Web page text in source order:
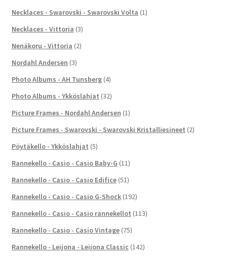
Necklaces - Swarovski - Swarovski Volta (1)
Necklaces - Vittoria (3)
Nenäkoru - Vittoria (2)
Nordahl Andersen (3)
Photo Albums - AH Tunsberg (4)
Photo Albums - Ykköslahjat (32)
Picture Frames - Nordahl Andersen (1)
Picture Frames - Swarovski - Swarovski Kristalliesineet (2)
Pöytäkello - Ykköslahjat (5)
Rannekello - Casio - Casio Baby-G (11)
Rannekello - Casio - Casio Edifice (51)
Rannekello - Casio - Casio G-Shock (192)
Rannekello - Casio - Casio rannekellot (113)
Rannekello - Casio - Casio Vintage (75)
Rannekello - Leijona - Leijona Classic (142)